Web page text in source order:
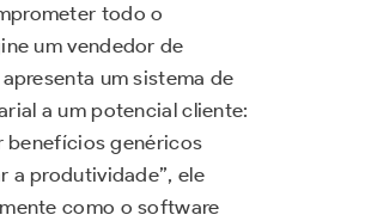
todo o
um vendedor de
um sistema de
a um potencial cliente:
benefícios genéricos
a produtividade”, ele
como o software